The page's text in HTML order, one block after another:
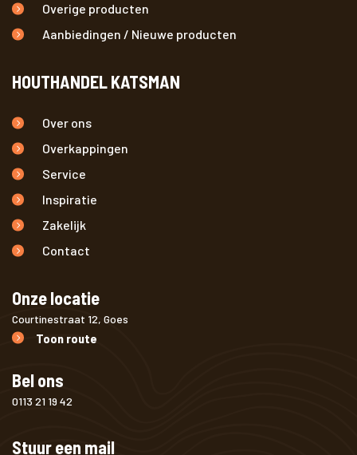
Overige producten
Aanbiedingen / Nieuwe producten
HOUTHANDEL KATSMAN
Over ons
Overkappingen
Service
Inspiratie
Zakelijk
Contact
Onze locatie
Courtinestraat 12, Goes
Toon route
Bel ons
0113 21 19 42
Stuur een mail